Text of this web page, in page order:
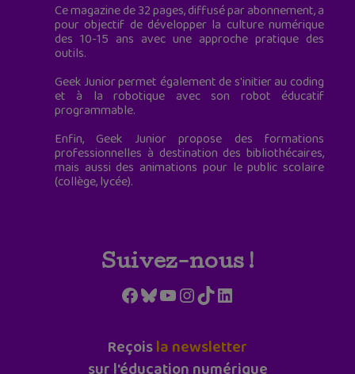
Ce magazine de 32 pages, diffusé par abonnement, a
pour objectif de développer la culture numérique
des 10-15 ans avec une approche pratique des
outils.
Geek Junior permet également de s'initier au coding
et à la robotique avec son robot éducatif
programmable.
Enfin, Geek Junior propose des formations
professionnelles à destination des bibliothécaires,
mais aussi des animations pour le public scolaire
(collège, lycée).
Suivez-nous !
Facebook
Bluesky
YouTube
Instagram
TikTokLinkedIn
Reçoisla newsletter